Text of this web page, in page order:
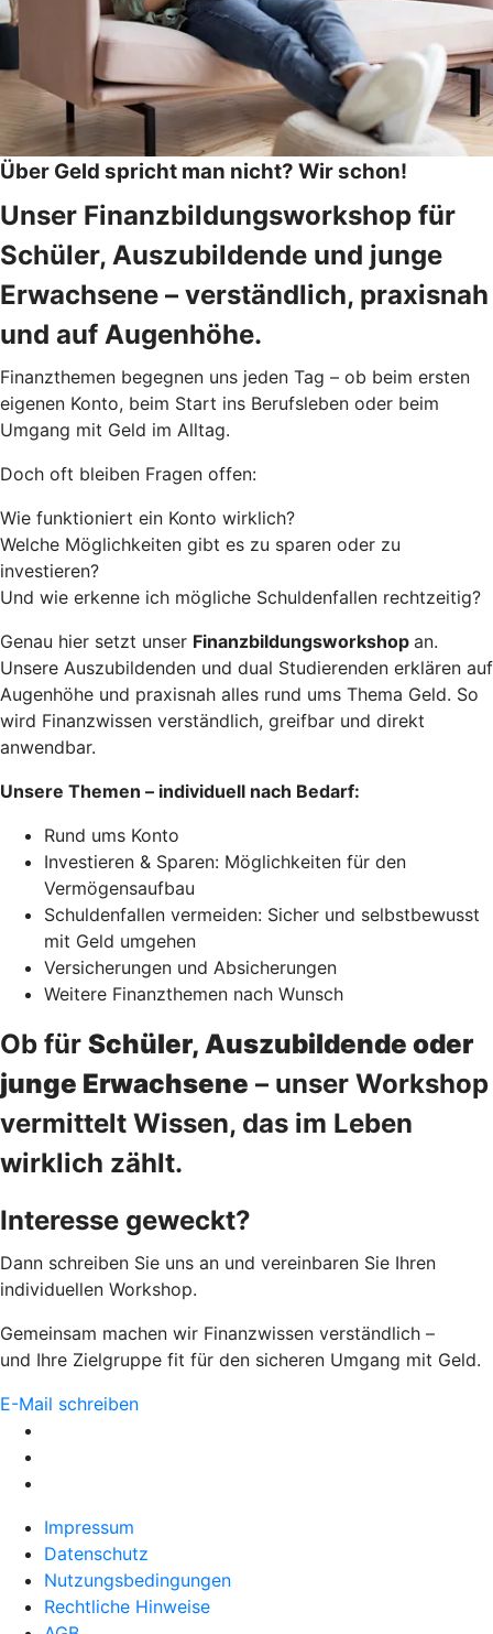
Über Geld spricht man nicht? Wir schon!
Unser Finanzbildungsworkshop für
Schüler, Auszubildende und junge
Erwachsene – verständlich, praxisnah
und auf Augenhöhe.
Finanzthemen begegnen uns jeden Tag – ob beim ersten
eigenen Konto, beim Start ins Berufsleben oder beim
Umgang mit Geld im Alltag.
Doch oft bleiben Fragen offen:
Wie funktioniert ein Konto wirklich?
Welche Möglichkeiten gibt es zu sparen oder zu
investieren?
Und wie erkenne ich mögliche Schuldenfallen rechtzeitig?
Genau hier setzt unser Finanzbildungsworkshop an.
Unsere Auszubildenden und dual Studierenden erklären auf
Augenhöhe und praxisnah alles rund ums Thema Geld. So
wird Finanzwissen verständlich, greifbar und direkt
anwendbar.
Unsere Themen – individuell nach Bedarf:
Rund ums Konto
Investieren & Sparen: Möglichkeiten für den
Vermögensaufbau
Schuldenfallen vermeiden: Sicher und selbstbewusst
mit Geld umgehen
Versicherungen und Absicherungen
Weitere Finanzthemen nach Wunsch
Ob für Schüler, Auszubildende oder
junge Erwachsene – unser Workshop
vermittelt Wissen, das im Leben
wirklich zählt.
Interesse geweckt?
Dann schreiben Sie uns an und vereinbaren Sie Ihren
individuellen Workshop.
Gemeinsam machen wir Finanzwissen verständlich –
und Ihre Zielgruppe fit für den sicheren Umgang mit Geld.
E-Mail schreiben
Impressum
Datenschutz
Nutzungsbedingungen
Rechtliche Hinweise